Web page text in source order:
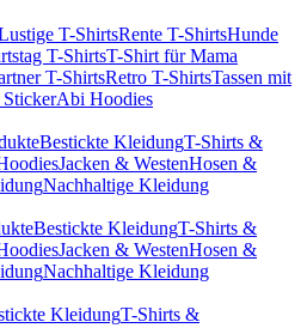
T-ShirtsRente T-ShirtsHunde
T-ShirtsT-Shirt für Mama
T-ShirtsRetro T-ShirtsTassen mit
Abi Hoodies
Bestickte KleidungT-Shirts &
Jacken & WestenHosen &
Nachhaltige Kleidung
Bestickte KleidungT-Shirts &
Jacken & WestenHosen &
Nachhaltige Kleidung
KleidungT-Shirts &